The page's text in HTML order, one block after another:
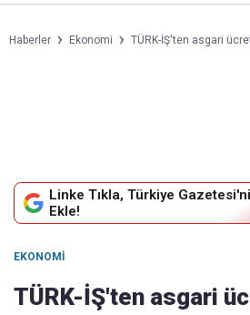
Haberler Ekonomi TÜRK-İŞ'ten asgari
Linke Tıkla, Türkiye
Ekle!
EKONOMI
TÜRK-İŞ'ten asgari